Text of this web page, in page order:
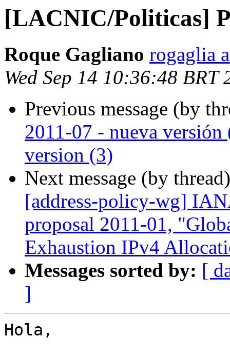
[LACNIC/Politicas]
Roque Gagliano rogaglia
Wed Sep 14 10:36:48 BRT
Previous message (by
2011-07 - nueva
version (3)
Next message (by
[address-policy-wg]
proposal 2011-01,
Exhaustion IPv4
Messages sorted by: [
]
Hola,